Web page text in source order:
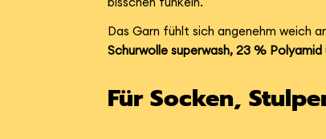
Das Garn fühlt sich angenehm weich
Schurwolle superwash, 23 %
Für Socken,